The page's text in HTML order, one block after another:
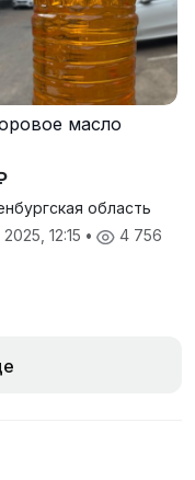
масло
область
12:15 • 4 756